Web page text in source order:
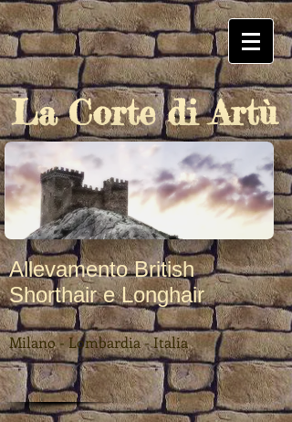
La Corte di Artù
Milano - Lombardia - Italia
Allevamento British
Shorthair e Longhair